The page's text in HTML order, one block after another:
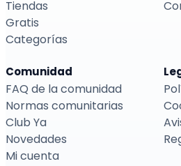
Tiendas
Gratis
Categorías
Comunidad
FAQ de la comunidad
Normas comunitarias
Club Ya
Novedades
Mi cuenta